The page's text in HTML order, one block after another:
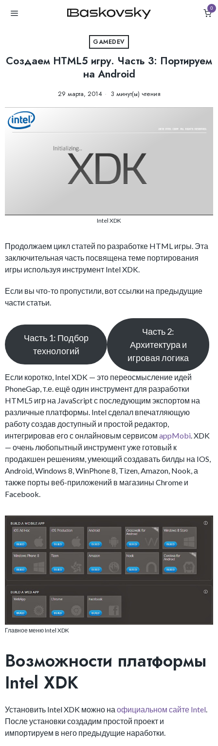
0
GAMEDEV
Создаем HTML5 игру. Часть 3: Портируем
на Android
29 марта, 2014 3 минут(ы) чтения
Intel XDK
Продолжаем цикл статей по разработке HTML игры. Эта
заключительная часть посвящена теме портирования
игры используя инструмент Intel XDK.
Если вы что-то пропустили, вот ссылки на предыдущие
части статьи.
Часть 1: Подбор
технологий
Часть 2:
Архитектура и
игровая логика
Если коротко, Intel XDK — это переосмысление идей
PhoneGap, т.е. ещё один инструмент для разработки
HTML5 игр на JavaScript с последующим экспортом на
различные платформы. Intel сделал впечатляющую
работу создав доступный и простой редактор,
интегрировав его с онлайновым сервисом appMobi . XDK
— очень любопытный инструмент уже готовый к
продакшен решениям, умеющий создавать билды на IOS,
Android, Windows 8, WinPhone 8, Tizen, Amazon, Nook, а
также порты веб-приложений в магазины Chrome и
Facebook.
Главное меню Intel XDK
Возможности платформы
Intel XDK
Установить Intel XDK можно на официальном сайте Intel
После установки создадим простой проект и
импортируем в него предыдущие наработки.